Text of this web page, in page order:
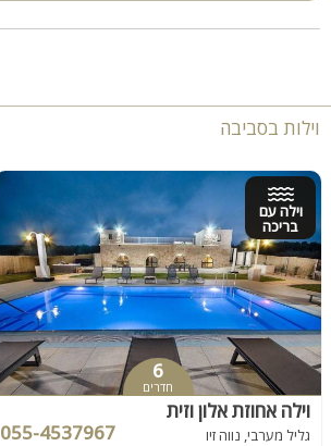
וילות בסביבה
וילה עם
בריכה
6
חדרים
וילה אחוזת אלון וזית
גליל מערבי, נווה זיו 055-4537967